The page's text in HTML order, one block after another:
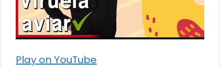
Play on YouTube